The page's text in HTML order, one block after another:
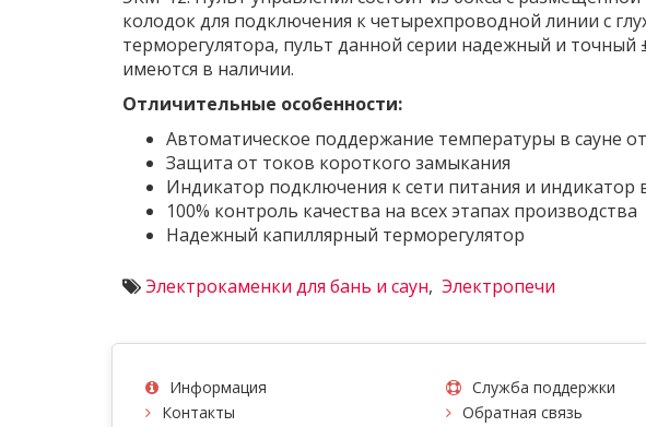
колодок для подключения к четырехпроводной линии с
терморегулятора, пульт данной серии надежный и точный
имеются в наличии.
Отличительные особенности:
Автоматическое поддержание температуры в сауне
Защита от токов короткого замыкания
Индикатор подключения к сети питания и индикатор
100% контроль качества на всех этапах производства
Надежный капиллярный терморегулятор
Электрокаменки для бань и саун, Электропечи
Информация
Контакты
Служба поддержки
Обратная связь